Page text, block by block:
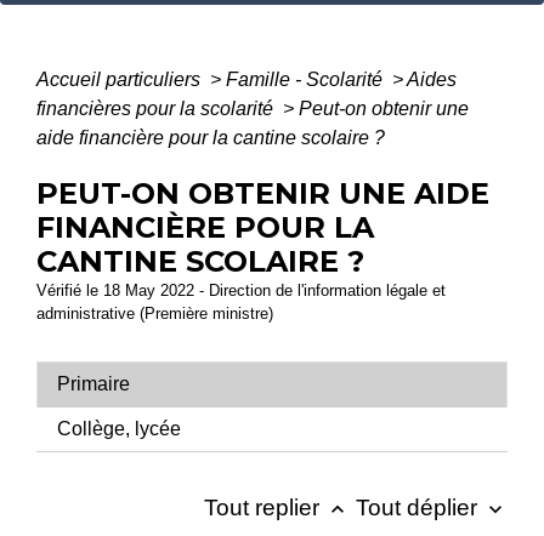
Accueil particuliers > Famille - Scolarité >Aides
financières pour la scolarité > Peut-on obtenir une
aide financière pour la cantine scolaire ?
PEUT-ON OBTENIR UNE AIDE
FINANCIÈRE POUR LA
CANTINE SCOLAIRE ?
Vérifié le 18 May 2022 - Direction de l'information légale et
administrative (Première ministre)
Primaire
Collège, lycée
Tout replier keyboard_arrow_up Tout déplier keyboard_arrow_down